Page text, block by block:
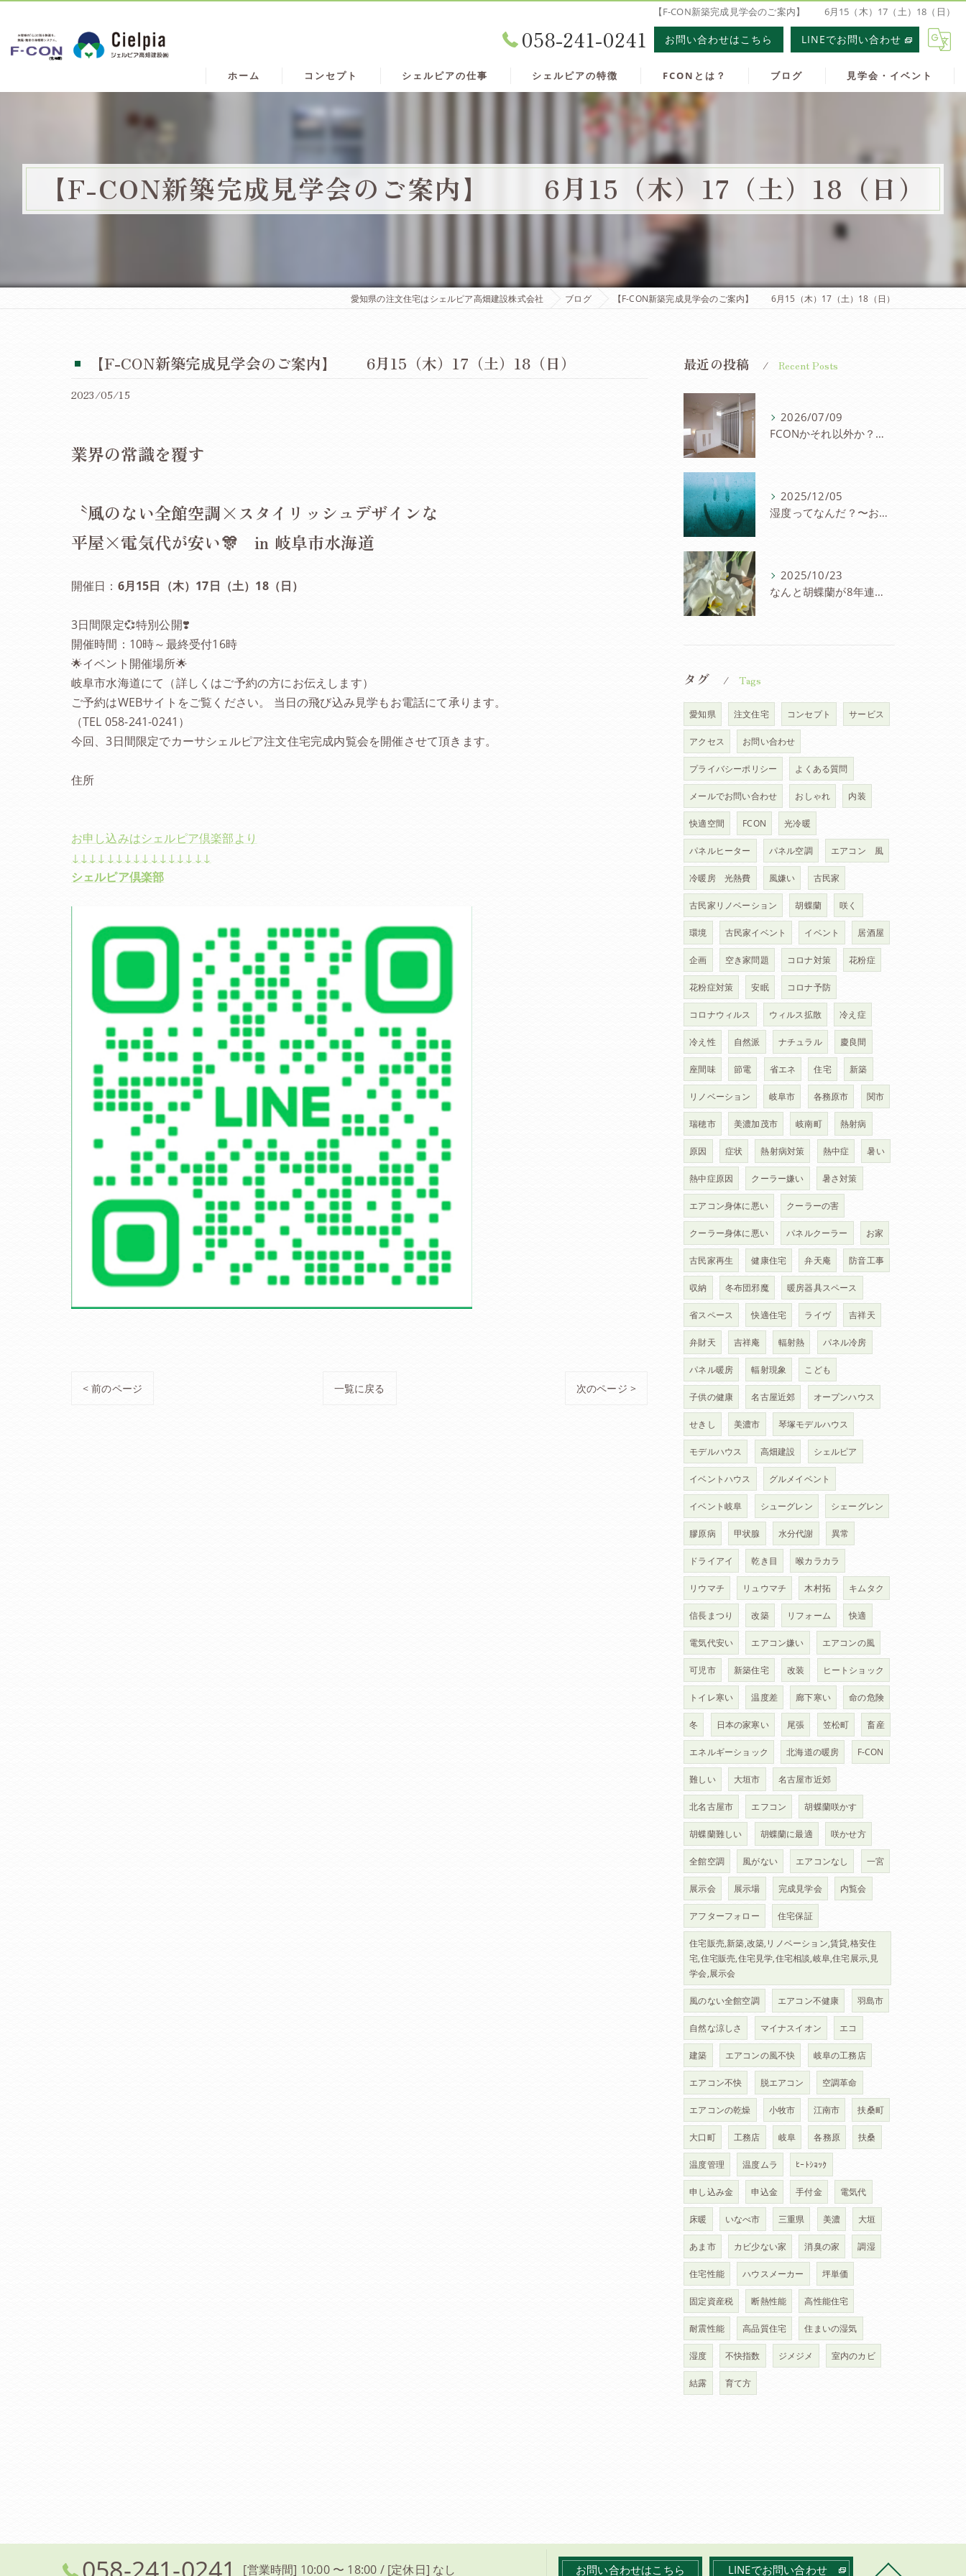
【F-CON新築完成見学会のご案内】 6月15（木）17（土）18（日）
058-241-0241 お問い合わせはこちら LINEでお問い合わせ
ホーム コンセプト シェルピアの仕事 シェルピアの特徴 FCONとは？ ブログ 見学会・イベント
【F-CON新築完成見学会のご案内】 6月15（木）17（土）18（日）
愛知県の注文住宅はシェルピア高畑建設株式会社 ブログ 【F-CON新築完成見学会のご案内】 6月15（木）17（土）18（日）
【F-CON新築完成見学会のご案内】 6月15（木）17（土）18（日）
2023/05/15
業界の常識を覆す
〝風のない全館空調×スタイリッシュデザインな
平屋×電気代が安い🎊 in 岐阜市水海道
開催日： 6月15日（木）17日（土）18（日）
3日間限定💞特別公開❣️
開催時間：10時～最終受付16時
🌟イベント開催場所🌟
岐阜市水海道にて（詳しくはご予約の方にお伝えします）
ご予約はWEBサイトをご覧ください。 当日の飛び込み見学もお電話にて承ります。
（TEL 058-241-0241）
今回、3日間限定でカーサシェルピア注文住宅完成内覧会を開催させて頂きます。
住所
お申し込みはシェルピア倶楽部より
↓↓↓↓↓↓↓↓↓↓↓↓↓↓↓↓
シェルピア倶楽部
< 前のページ 一覧に戻る 次のページ >
最近の投稿 Recent Posts
2026/07/09
FCONかそれ以外か？〜パネル冷暖房を考察
2025/12/05
湿度ってなんだ？〜お家と湿度の研究会
2025/10/23
なんと胡蝶蘭が8年連続８度目の開花〜FCON住宅の快適さに驚愕の声！
タグ Tags
愛知県 注文住宅 コンセプト サービス
アクセス お問い合わせ
プライバシーポリシー よくある質問
メールでお問い合わせ おしゃれ 内装
快適空間 FCON 光冷暖
パネルヒーター パネル空調 エアコン 風
冷暖房 光熱費 風嫌い 古民家
古民家リノベーション 胡蝶蘭 咲く
環境 古民家イベント イベント 居酒屋
企画 空き家問題 コロナ対策 花粉症
花粉症対策 安眠 コロナ予防
コロナウィルス ウィルス拡散 冷え症
冷え性 自然派 ナチュラル 慶良間
座間味 節電 省エネ 住宅 新築
リノベーション 岐阜市 各務原市 関市
瑞穂市 美濃加茂市 岐南町 熱射病
原因 症状 熱射病対策 熱中症 暑い
熱中症原因 クーラー嫌い 暑さ対策
エアコン身体に悪い クーラーの害
クーラー身体に悪い パネルクーラー お家
古民家再生 健康住宅 弁天庵 防音工事
収納 冬布団邪魔 暖房器具スペース
省スペース 快適住宅 ライヴ 吉祥天
弁財天 吉祥庵 輻射熱 パネル冷房
パネル暖房 輻射現象 こども
子供の健康 名古屋近郊 オープンハウス
せきし 美濃市 琴塚モデルハウス
モデルハウス 高畑建設 シェルピア
イベントハウス グルメイベント
イベント岐阜 シューグレン シェーグレン
膠原病 甲状腺 水分代謝 異常
ドライアイ 乾き目 喉カラカラ
リウマチ リュウマチ 木村拓 キムタク
信長まつり 改築 リフォーム 快適
電気代安い エアコン嫌い エアコンの風
可児市 新築住宅 改装 ヒートショック
トイレ寒い 温度差 廊下寒い 命の危険
冬 日本の家寒い 尾張 笠松町 畜産
エネルギーショック 北海道の暖房 F-CON
難しい 大垣市 名古屋市近郊
北名古屋市 エフコン 胡蝶蘭咲かす
胡蝶蘭難しい 胡蝶蘭に最適 咲かせ方
全館空調 風がない エアコンなし 一宮
展示会 展示場 完成見学会 内覧会
アフターフォロー 住宅保証
住宅販売,新築,改築,リノベーション,賃貸,格安住
宅,住宅販売,住宅見学,住宅相談,岐阜,住宅展示,見
学会,展示会
風のない全館空調 エアコン不健康 羽島市
自然な涼しさ マイナスイオン エコ
建築 エアコンの風不快 岐阜の工務店
エアコン不快 脱エアコン 空調革命
エアコンの乾燥 小牧市 江南市 扶桑町
大口町 工務店 岐阜 各務原 扶桑
温度管理 温度ムラ ﾋｰﾄｼｮｯｸ
申し込み金 申込金 手付金 電気代
床暖 いなべ市 三重県 美濃 大垣
あま市 カビ少ない家 消臭の家 調湿
住宅性能 ハウスメーカー 坪単価
固定資産税 断熱性能 高性能住宅
耐震性能 高品質住宅 住まいの湿気
湿度 不快指数 ジメジメ 室内のカビ
結露 育て方
[営業時間] 10:00 〜 18:00 / [定休日] なし お問い合わせはこちら LINEでお問い合わせ